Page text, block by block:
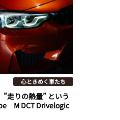
心ときめく車たち
”走りの熱量” という
M DCT Drivelogic